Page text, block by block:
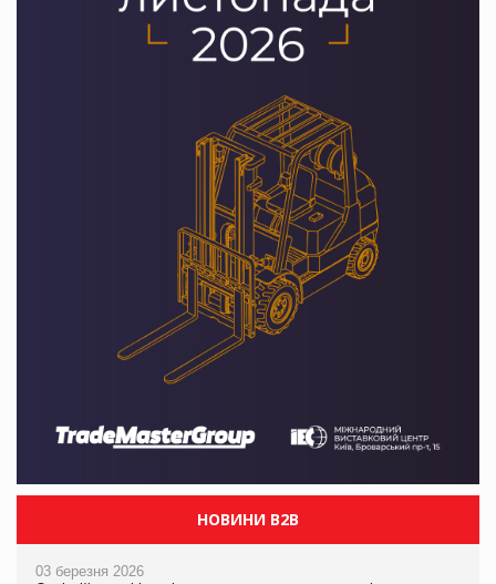
НОВИНИ B2B
03 березня 2026